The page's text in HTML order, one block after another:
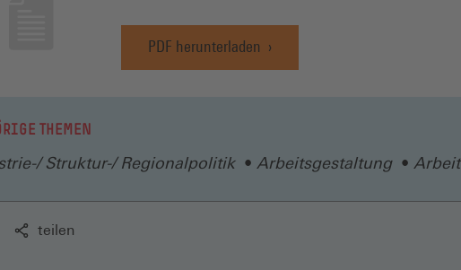
PDF herunterladen
(Öffnet
in
THEMEN
Struktur-/ Regionalpolitik Arbeitsgestaltung Arbeit
teilen